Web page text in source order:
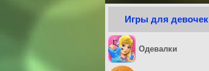
Игры для девочек
Одевалки